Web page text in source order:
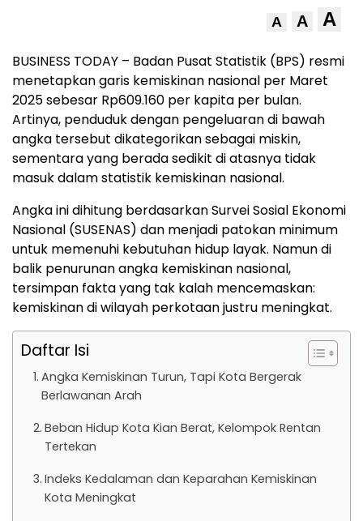
A A A
BUSINESS TODAY – Badan Pusat Statistik (BPS) resmi
menetapkan garis kemiskinan nasional per Maret
2025 sebesar Rp609.160 per kapita per bulan.
Artinya, penduduk dengan pengeluaran di bawah
angka tersebut dikategorikan sebagai miskin,
sementara yang berada sedikit di atasnya tidak
masuk dalam statistik kemiskinan nasional.
Angka ini dihitung berdasarkan Survei Sosial Ekonomi
Nasional (SUSENAS) dan menjadi patokan minimum
untuk memenuhi kebutuhan hidup layak. Namun di
balik penurunan angka kemiskinan nasional,
tersimpan fakta yang tak kalah mencemaskan:
kemiskinan di wilayah perkotaan justru meningkat.
Daftar Isi
Angka Kemiskinan Turun, Tapi Kota Bergerak
Berlawanan Arah
Beban Hidup Kota Kian Berat, Kelompok Rentan
Tertekan
Indeks Kedalaman dan Keparahan Kemiskinan
Kota Meningkat